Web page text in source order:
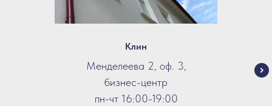
Клин
Менделеева 2, оф. 3,
бизнес-центр
пн-чт 16:00-19:00